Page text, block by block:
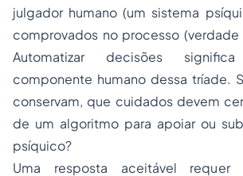
julgador humano (um sistema
comprovados no processo
Automatizar decisões
componente humano dessa tríade.
conservam, que cuidados devem
de um algoritmo para apoiar ou
psíquico?
Uma resposta aceitável